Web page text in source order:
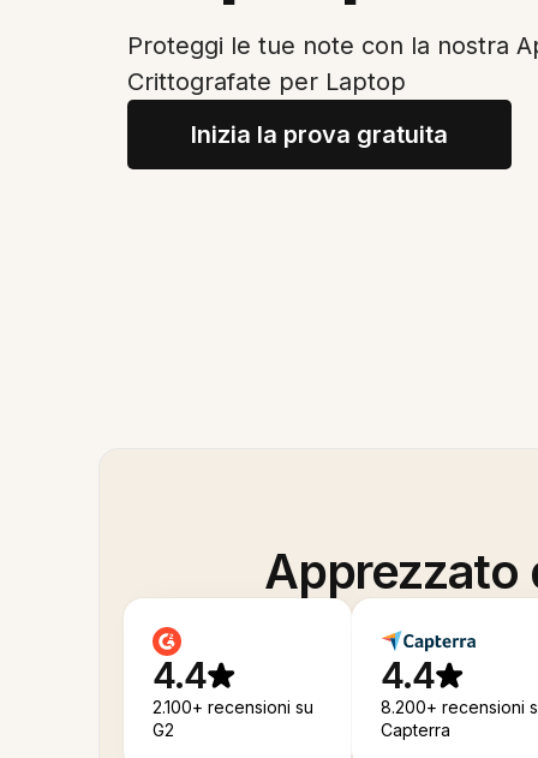
Proteggi le tue note con la nostra
Crittografate per Laptop
Inizia la prova gratuita
Apprezzato
4.4
2.100+ recensioni su
G2
4.4
8.200+ recensioni
Capterra